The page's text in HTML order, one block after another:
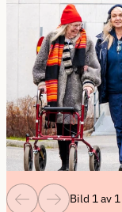
Bild 1 av 1